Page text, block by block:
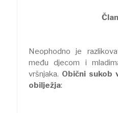
Neophodno je
među djecom i
vršnjaka. Obični sukob
obilježja: